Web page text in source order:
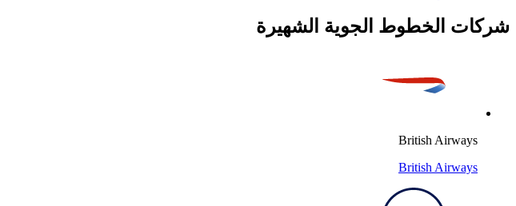
شركات الخطوط الجوية الشهيرة
British Airways
British Airways